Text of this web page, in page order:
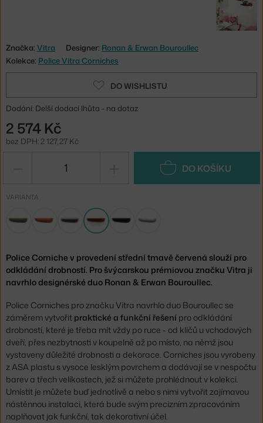
Značka: Vitra Designer: Ronan & Erwan Bouroullec
Kolekce: Police Vitra Corniches
DO WISHLISTU
Dodání: Delší dodací lhůta - na dotaz
2 574 Kč
bez DPH: 2 127,27 Kč
DO KOŠÍKU
VARIANTA
Police Corniche v provedení střední tmavě červená slouží pro
odkládání drobností. Pro švýcarskou prémiovou značku Vitra ji
navrhlo designérské duo Ronan & Erwan Bouroullec.
Police Corniches pro značku Vitra navrhlo duo Bouroullec se
záměrem vytvořit praktické a funkční řešení pro odkládání
drobností, které je třeba mít vždy po ruce - od klíčů u vchodových
dveří, přes nezbytnosti v koupelně až po místo, na němž jsou
vystaveny důležité drobnosti a dekorace. Corniches jsou vyrobeny
z ASA plastu s vysoce lesklým povrchem a dodávají se v nespočtu
barev a třech velikostech, jež si můžete prohlédnout v kolekci.
Umístit je můžete buď jednotlivě a nebo s nimi vytvořit zajímavou
nástěnnou instalaci, která bude svým precizním zpracováním
naplňovat jak funkční, tak dekorativní účel.